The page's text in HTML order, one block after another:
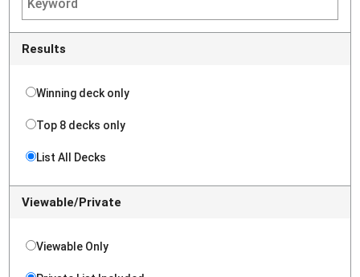
Results
Winning deck only
Top 8 decks only
List All Decks
Viewable/Private
Viewable Only